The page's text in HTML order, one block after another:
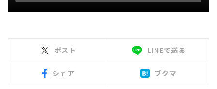
ポスト LINEで送る
シェア ブクマ